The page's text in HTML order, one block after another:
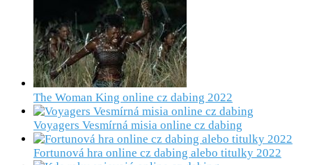
The Woman King online cz dabing 2022
Voyagers Vesmírná misia online cz dabing
Fortunová hra online cz dabing alebo titulky 2022